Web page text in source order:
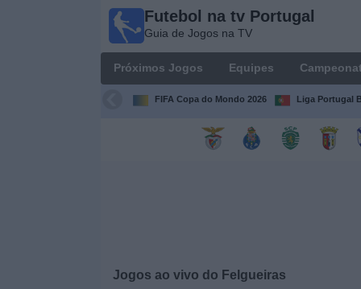
Futebol na tv Portugal
Guia de Jogos na TV
Próximos Jogos Equipes
FIFA Copa do Mondo 2026 Liga Portugal
Jogos ao vivo do Felgueiras
Portugal
Jogos na TV